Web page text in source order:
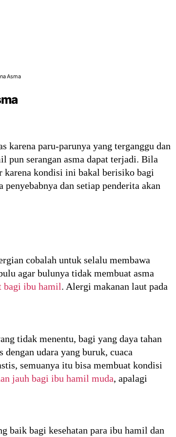
Asma
karena paru-parunya yang terganggu dan
pun serangan asma dapat terjadi. Bila
karena kondisi ini bakal berisiko bagi
dan setiap penderita akan
cobalah untuk selalu membawa
agar bulunya tidak membuat asma
bagi ibu hamil. Alergi makanan laut pada
tidak menentu, bagi yang daya tahan
dengan udara yang buruk, cuaca
semuanya itu bisa membuat kondisi
jauh bagi ibu hamil muda, apalagi
baik bagi kesehatan para ibu hamil dan